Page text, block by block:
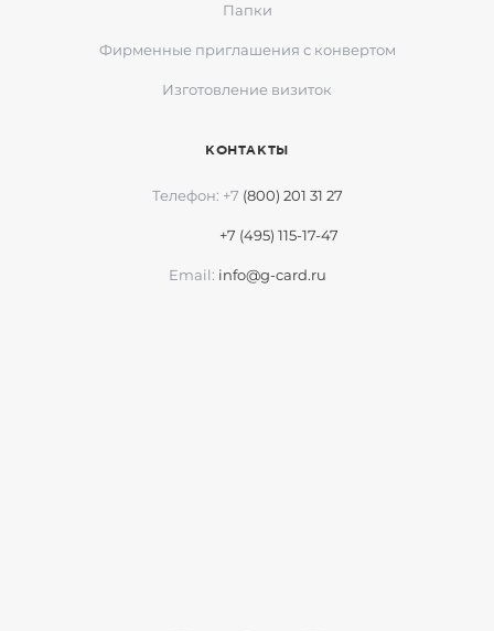
Папки
Фирменные приглашения с конвертом
Изготовление визиток
КОНТАКТЫ
Телефон: +7 (800) 201 31 27
+7 (495) 115-17-47
Email: info@g-card.ru